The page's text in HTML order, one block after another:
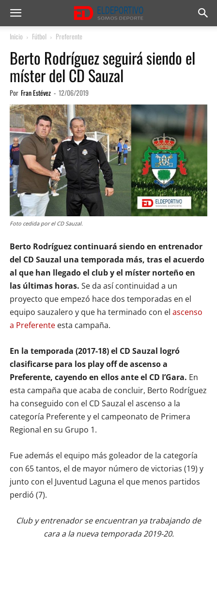
Inicio Fútbol Preferente
Berto Rodríguez seguirá siendo el
míster del CD Sauzal
Por Fran Estévez - 12/06/2019
Foto cedida por el CD Sauzal.
Berto Rodríguez continuará siendo en entrenador
del CD Sauzal una temporada más, tras el acuerdo
al que han llegado el club y el míster norteño en
las últimas horas. Se da así continuidad a un
proyecto que empezó hace dos temporadas en el
equipo sauzalero y que ha terminado con el ascenso
a Preferente esta campaña.
En la temporada (2017-18) el CD Sauzal logró
clasificarse para los play off de ascenso a
Preferente, cayendo en ellos ante el CD I’Gara. En
esta campaña que acaba de concluir, Berto Rodríguez
ha conseguido con el CD Sauzal el ascenso a la
categoría Preferente y el campeonato de Primera
Regional en su Grupo 1.
Fue además el equipo más goleador de la categoría
con 65 tantos, el de mayor número de victorias (19) y
junto con el Juventud Laguna el que menos partidos
perdió (7).
Club y entrenador se encuentran ya trabajando de
cara a la nueva temporada 2019-20.